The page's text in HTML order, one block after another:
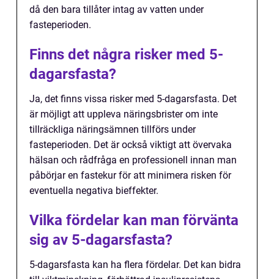
då den bara tillåter intag av vatten under
fasteperioden.
Finns det några risker med 5-
dagarsfasta?
Ja, det finns vissa risker med 5-dagarsfasta. Det
är möjligt att uppleva näringsbrister om inte
tillräckliga näringsämnen tillförs under
fasteperioden. Det är också viktigt att övervaka
hälsan och rådfråga en professionell innan man
påbörjar en fastekur för att minimera risken för
eventuella negativa bieffekter.
Vilka fördelar kan man förvänta
sig av 5-dagarsfasta?
5-dagarsfasta kan ha flera fördelar. Det kan bidra